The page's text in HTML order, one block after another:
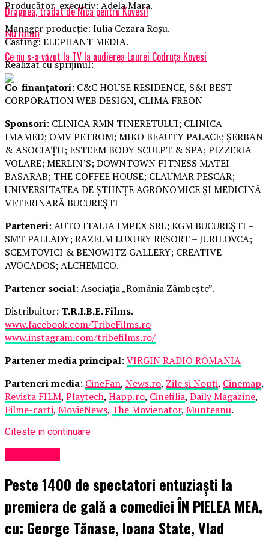
Dragnea, tradat de Nica pentru Kovesi!
Nu ratati
Ce nu s-a văzut la TV la audierea Laurei Codruța Kovesi
Producător executiv: Adela Mara.
Manager producție: Iulia Cezara Roșu.
Casting: ELEPHANT MEDIA.
Realizat cu sprijinul:
Co-finanțatori: C&C HOUSE RESIDENCE, S&I BEST
CORPORATION WEB DESIGN, CLIMA FREON
Sponsori: CLINICA RMN TINERETULUI; CLINICA
IMAMED; OMV PETROM; MIKO BEAUTY PALACE; ȘERBAN
& ASOCIAȚII; ESTEEM BODY SCULPT & SPA; PIZZERIA
VOLARE; MERLIN’S; DOWNTOWN FITNESS MATEI
BASARAB; THE COFFEE HOUSE; CLAUMAR PESCAR;
UNIVERSITATEA DE ȘTIINȚE AGRONOMICE ȘI MEDICINĂ
VETERINARĂ BUCUREȘTI
Parteneri: AUTO ITALIA IMPEX SRL; KGM BUCUREȘTI –
SMT PALLADY; RAZELM LUXURY RESORT – JURILOVCA;
SCEMTOVICI & BENOWITZ GALLERY; CREATIVE
AVOCADOS; ALCHEMICO.
Partener social: Asociația „România Zâmbește”.
Distribuitor: T.R.I.B.E. Films.
www.facebook.com/TribeFilms.ro–
www.instagram.com/tribefilms.ro/
Partener media principal: VIRGIN RADIO ROMANIA
Parteneri media: CineFan, News.ro, Zile și Nopți, Cinemap,
Revista FILM, Playtech, Happ.ro, Cinefilia, Daily Magazine,
Filme-carti, MovieNews, The Movienator, Munteanu.
Citeste in continuare
Peste 1400 de spectatori entuziaști la
premiera de gală a comediei ÎN PIELEA MEA,
cu: George Tănase, Ioana State, Vlad